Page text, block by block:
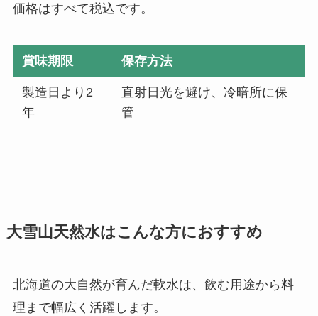
価格はすべて税込です。
賞味期限 保存方法
製造日より2
年
直射日光を避け、冷暗所に保
管
大雪山天然水はこんな方におすすめ
北海道の大自然が育んだ軟水は、飲む用途から料
理まで幅広く活躍します。